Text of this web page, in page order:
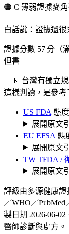
🟠 C 薄弱證據麥
白話說：證據還很
證據分數 57 分
但書
🇹🇼 台灣有獨立規
這樣判讀，是參考
US FDA 態
展開原文
EU EFSA 態
展開原文
TW TFDA /
展開原文
評級由多源健康證
／WHO／
製日期 2026-06-
醫師診斷與處方。